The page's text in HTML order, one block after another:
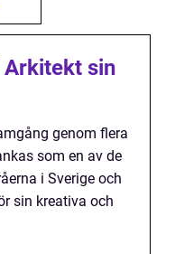
Arkitekt sin
genom flera
som en av de
i Sverige och
sin kreativa och